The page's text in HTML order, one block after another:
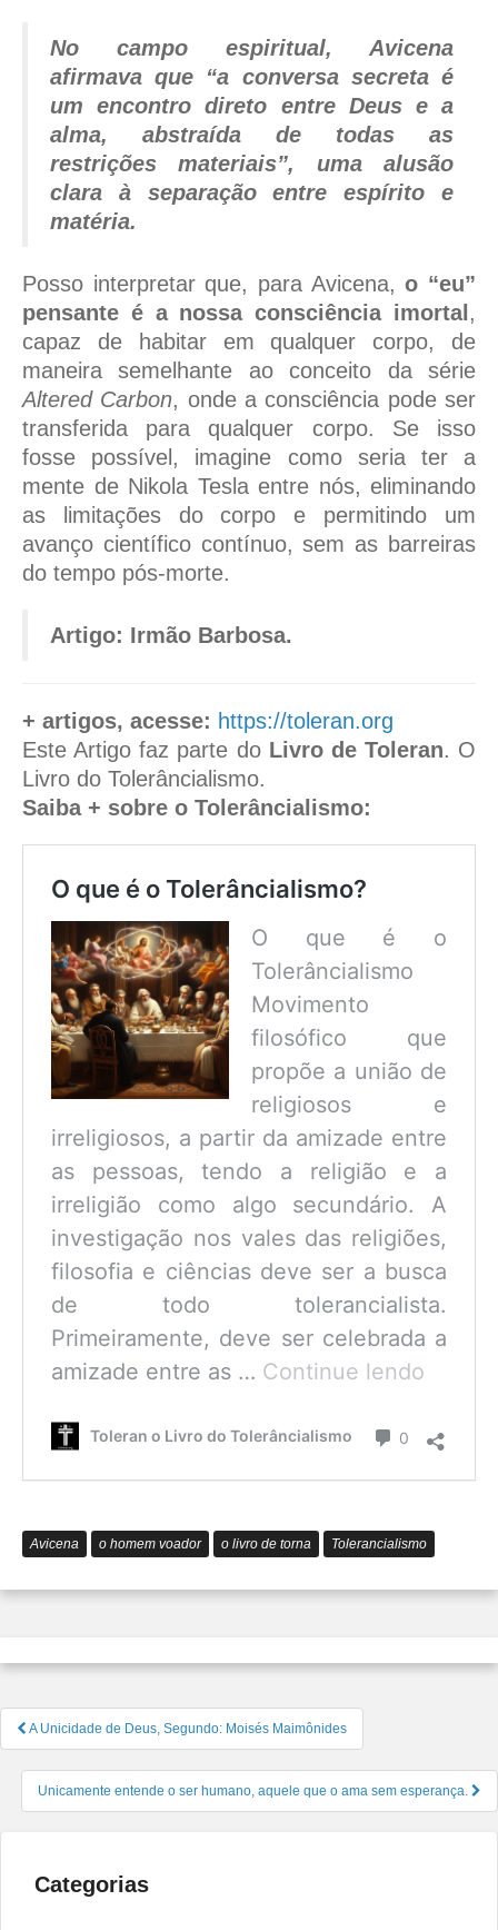
No campo espiritual, Avicena
afirmava que “a conversa secreta é
um encontro direto entre Deus e a
alma, abstraída de todas as
restrições materiais”, uma alusão
clara à separação entre espírito e
matéria.
Posso interpretar que, para Avicena,o “eu”
pensante é a nossa consciência imortal ,
capaz de habitar em qualquer corpo, de
maneira semelhante ao conceito da série
Altered Carbon, onde a consciência pode ser
transferida para qualquer corpo. Se isso
fosse possível, imagine como seria ter a
mente de Nikola Tesla entre nós, eliminando
as limitações do corpo e permitindo um
avanço científico contínuo, sem as barreiras
do tempo pós-morte.
Artigo: Irmão Barbosa.
+ artigos, acesse: https://toleran.org
Este Artigo faz parte do Livro de Toleran. O
Livro do Tolerâncialismo.
Saiba + sobre o Tolerâncialismo:
O que é o Tolerâncialismo?
O que é o
Tolerâncialismo
Movimento
filosófico que
propõe a união de
religiosos e
irreligiosos, a partir da amizade entre
as pessoas, tendo a religião e a
irreligião como algo secundário. A
investigação nos vales das religiões,
filosofia e ciências deve ser a busca
de todo tolerancialista.
Primeiramente, deve ser celebrada a
amizade entre as … Continue lendo
é
Toleran o Livro do Tolerâncialismo 0 Comentário
Avicena o homem voador o livro de torna Tolerancialismo
Navegação
de
Post
A Unicidade de Deus, Segundo: Moisés Maimônides
Unicamente entende o ser humano, aquele que o ama sem esperança.
Categorias